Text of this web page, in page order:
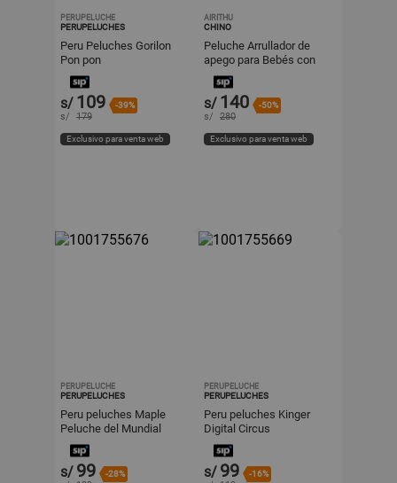
PERUPELUCHE
PERUPELUCHES
Peru Peluches Gorilon
Pon pon
s/ 109 -39%
s/ 179
Exclusivo para venta web
AIRITHU
CHINO
Peluche Arrullador de
apego para Bebés con
Función de Palmadas
CONEJITO
s/ 140 -50%
s/ 280
Exclusivo para venta web
PERUPELUCHE
PERUPELUCHES
Peru peluches Maple
Peluche del Mundial
2026
s/ 99 -28%
PERUPELUCHE
PERUPELUCHES
Peru peluches Kinger
Digital Circus
s/ 99 -16%